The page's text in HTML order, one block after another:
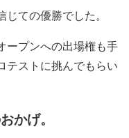
ての優勝でした。
ープンへの出場権も手
テストに挑んでもらい
かげ。